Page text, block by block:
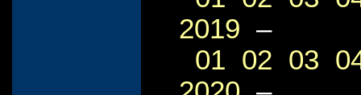
2019 –
01 02 03